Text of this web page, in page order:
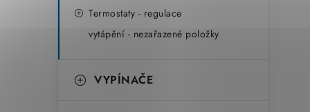
Termostaty - regulace
vytápění - nezařazené položky
VYPÍNAČE